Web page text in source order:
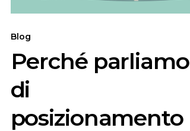
Blog
Perché parliamo
di
posizionamento